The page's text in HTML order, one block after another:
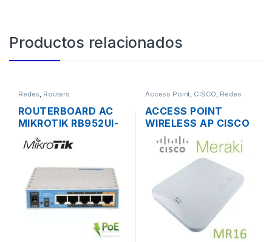
Productos relacionados
Redes, Routers
ROUTERBOARD AC
MIKROTIK RB952UI-
5AC2ND HAP AC
LITE DUAL BAND
USB OS L4
Access Point, CISCO, Redes
ACCESS POINT
WIRELESS AP CISCO
MERAKI MR16 DUAL
BAND 600 MBPS
SOPORTE POE
OUTDOOR